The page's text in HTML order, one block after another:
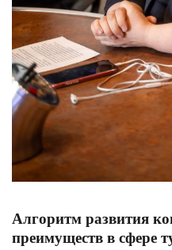
Алгоритм развития
преимуществ в сфере